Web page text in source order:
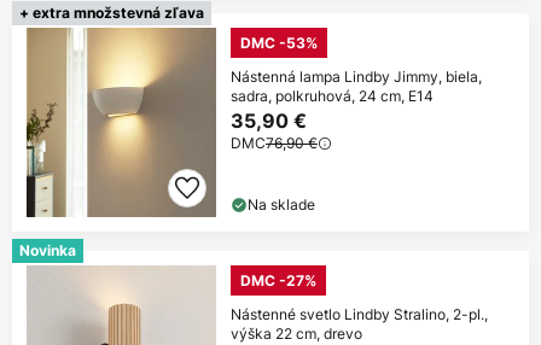
+ extra množstevná zľava
DMC -53%
Nástenná lampa Lindby Jimmy, biela,
sadra, polkruhová, 24 cm, E14
35,90 €
DMC76,90 €
Na sklade
Novinka
DMC -27%
Nástenné svetlo Lindby Stralino, 2-pl.,
výška 22 cm, drevo